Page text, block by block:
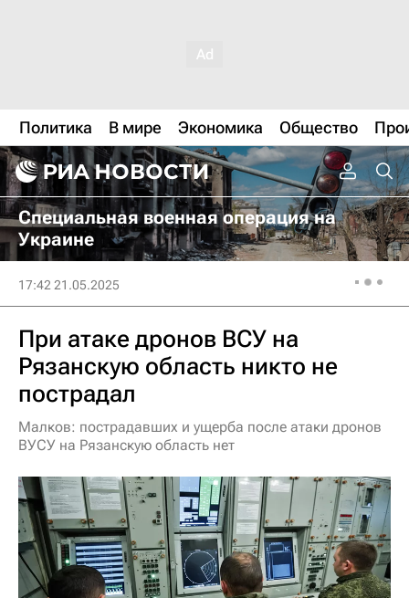
Политика В мире Экономика Общество
Специальная военная операция на
Украине
17:42 21.05.2025
При атаке дронов ВСУ на
Рязанскую область никто не
пострадал
Малков: пострадавших и ущерба после атаки дронов
ВУСУ на Рязанскую область нет